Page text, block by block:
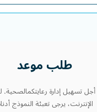
طلبموعد
تسهيل إدارة
الإنترنت، يرجى تعبئة النموذج